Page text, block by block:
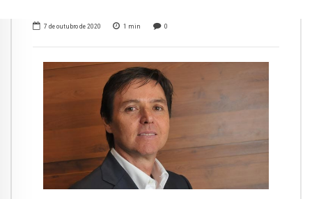
7 de outubro de 2020 1 min 0